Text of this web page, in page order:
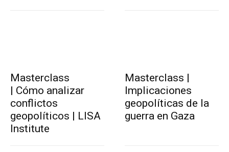
Masterclass
| Cómo analizar
conflictos
geopolíticos | LISA
Institute
Masterclass |
Implicaciones
geopolíticas de la
guerra en Gaza